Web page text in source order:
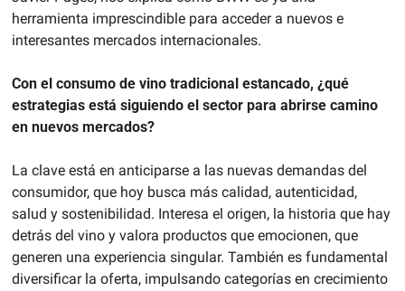
herramienta imprescindible para acceder a nuevos e
interesantes mercados internacionales.
Con el consumo de vino tradicional estancado, ¿qué
estrategias está siguiendo el sector para abrirse camino
en nuevos mercados?
La clave está en anticiparse a las nuevas demandas del
consumidor, que hoy busca más calidad, autenticidad,
salud y sostenibilidad. Interesa el origen, la historia que hay
detrás del vino y valora productos que emocionen, que
generen una experiencia singular. También es fundamental
diversificar la oferta, impulsando categorías en crecimiento